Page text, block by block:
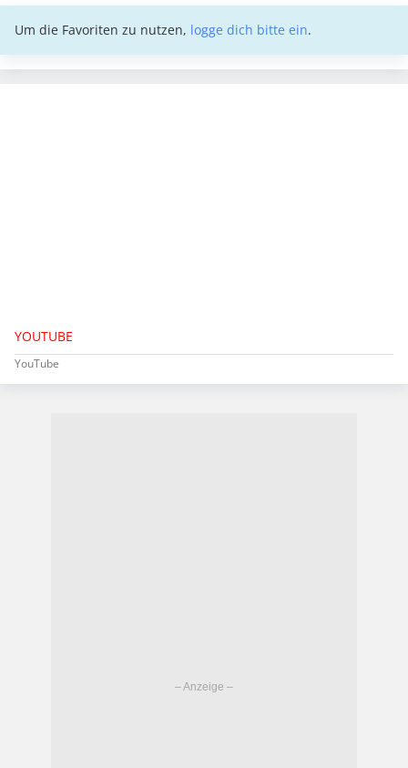
Um die Favoriten zu nutzen, logge dich bitte ein.
YOUTUBE
YouTube